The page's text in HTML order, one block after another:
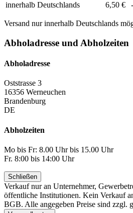
innerhalb Deutschlands
6,50 € -
Versand nur innerhalb Deutschlands
Abholadresse und Abholzeiten
Abholadresse
Oststrasse 3
16356 Werneuchen
Brandenburg
DE
Abholzeiten
Mo bis Fr: 8.00 Uhr bis 15.00 Uhr
Fr. 8:00 bis 14:00 Uhr
Schließen
Verkauf nur an Unternehmer,
öffentliche Institutionen. Kein Verkauf
BGB. Alle angegeben Preise sind zzgl.